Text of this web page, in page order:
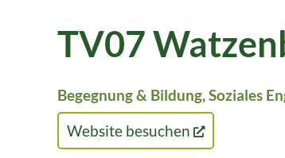
TV07
Begegnung & Bildung, Soziales
Website besuchen